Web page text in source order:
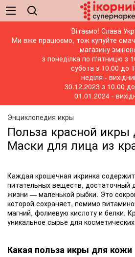
Вітаємо! Слава
Ми вже працюємо, тож купуйте
магазину
з понеділка по п'ятницю з
субота з 10.00 до
неділя -
30.12.2023 з 10.00
01.01.2024 -
Энциклопедия икры
Польза красной икры
Маски для лица из
Каждая крошечная икринка
питательных веществ, достаточный
жизни — маленькой рыбки. Это
которой сохраняет, помимо
магний, фолиевую кислоту и белки.
уникальное сырье для
Какая польза икры для кожи